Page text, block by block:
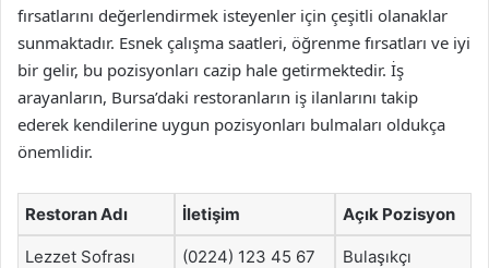
fırsatlarını değerlendirmek isteyenler için çeşitli olanaklar
sunmaktadır. Esnek çalışma saatleri, öğrenme fırsatları ve iyi
bir gelir, bu pozisyonları cazip hale getirmektedir. İş
arayanların, Bursa’daki restoranların iş ilanlarını takip
ederek kendilerine uygun pozisyonları bulmaları oldukça
önemlidir.
Restoran Adı İletişim Açık Pozisyon
Lezzet Sofrası (0224) 123 45 67 Bulaşıkçı